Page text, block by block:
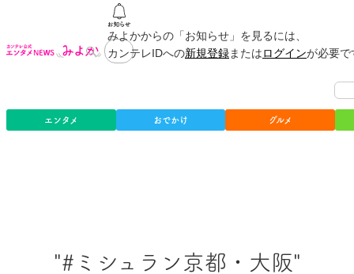
みよかからの「お知らせ」を見るには、
カンテレIDへの新規登録またはログインが必要
エンタメ おでかけ グルメ
"#ミシュラン京都・大阪"